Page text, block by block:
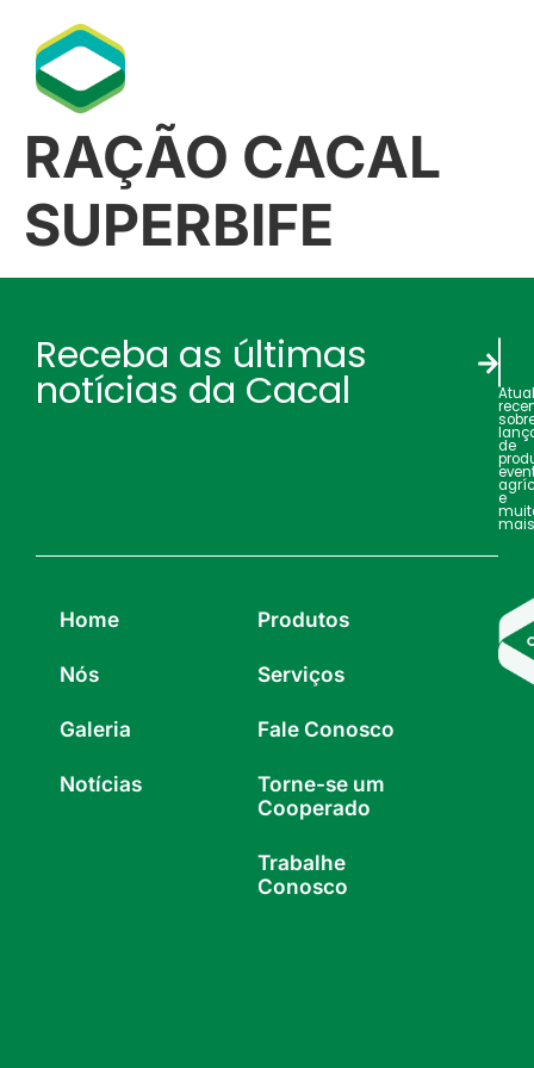
RAÇÃO CACAL
SUPERBIFE
Receba as últimas
notícias da Cacal
de
e
Home
Nós
Galeria
Notícias
Produtos
Serviços
Fale Conosco
Torne-se um
Cooperado
Trabalhe
Conosco